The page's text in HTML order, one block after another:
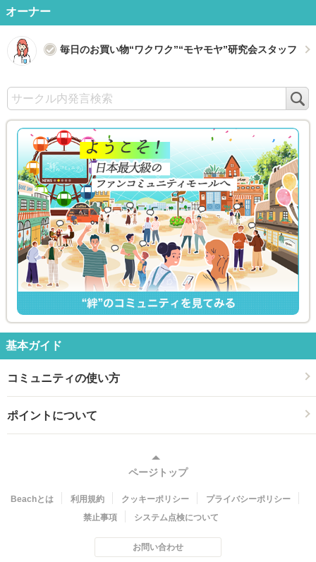
オーナー
毎日のお買い物“ワクワク”“モヤモヤ”研究会スタッフ
基本ガイド
コミュニティの使い方
ポイントについて
ページトップ
Beachとは 利用規約 クッキーポリシー
プライバシーポリシー
禁止事項
システム点検について
お問い合わせ